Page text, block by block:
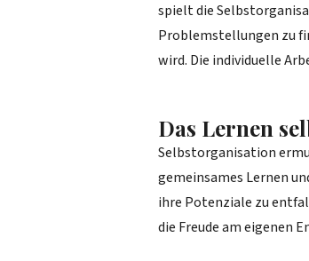
spielt die
Problemstellungen zu
wird. Die individuelle
Das Lernen
Selbstorganisation
gemeinsames Lernen
ihre Potenziale zu
die Freude am eigenen